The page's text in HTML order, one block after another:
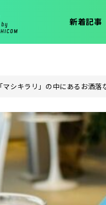
新着記事
シキラリ」の中にあるお洒落